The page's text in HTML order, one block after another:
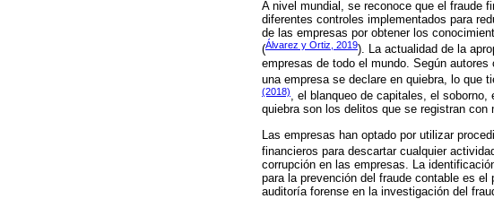
A nivel mundial, se reconoce que el fraude
diferentes controles implementados para
de las empresas por obtener los
(Álvarez y Ortiz, 2019). La actualidad de la
empresas de todo el mundo. Según
una empresa se declare en quiebra, lo que
(2018), el blanqueo de capitales, el
quiebra son los delitos que se registran con
Las empresas han optado por utilizar
financieros para descartar cualquier
corrupción en las empresas. La
para la prevención del fraude contable es
auditoría forense en la investigación del